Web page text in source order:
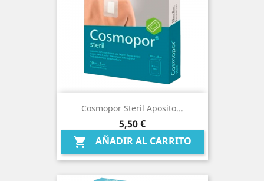
Cosmopor Steril Aposito...
Precio
5,50 €
 AÑADIR AL CARRITO